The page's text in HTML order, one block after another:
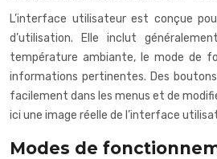
L’interface utilisateur est conçue
d’utilisation. Elle inclut
température ambiante, le mode de
informations pertinentes. Des
facilement dans les menus et de
ici une image réelle de l’interface
Modes de